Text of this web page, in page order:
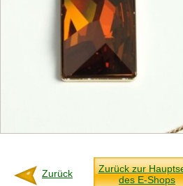
Zurück
Zurück zur
des E-Shops